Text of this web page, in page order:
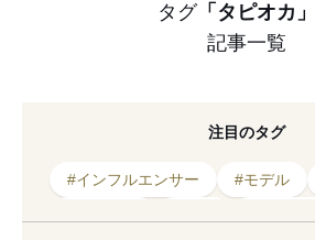
タグ「タピオカ」
記事一覧
注目のタグ
#インフルエンサー #モデル